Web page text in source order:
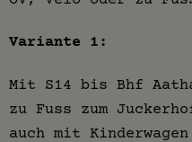
Variante 1:
Mit S14 bis Bhf
zu Fuss zum
auch mit